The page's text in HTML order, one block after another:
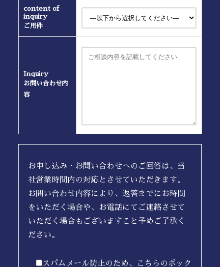
content of
inquiry
ご用件
Inquiry
お問い合わせ内
容
お申し込み・お問い合わせへのご回答は、当
社営業時間内の対応とさせていただきます。
お問い合わせ内容により、返答までにお時間
をいただく場合や、お電話にてご連絡させて
いただく場合もございますこと予めご了承く
ださい。
スパムメール防止のため、こちらのボック